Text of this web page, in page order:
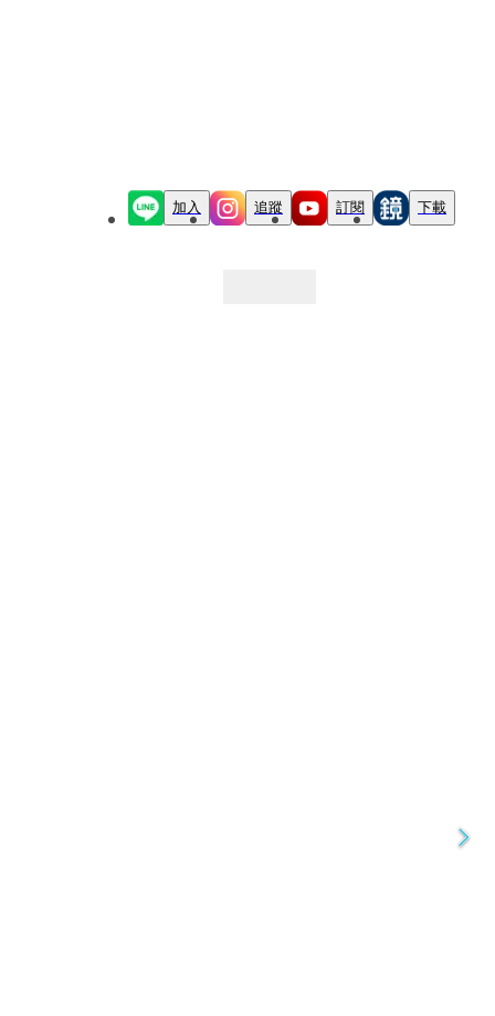
加入 追蹤 訂閱 下載